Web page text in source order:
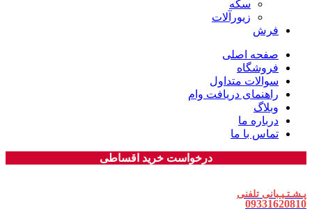
سکه
زیورآلات
فرش
صفحه اصلی
فروشگاه
سوالات متداول
راهنمای دریافت وام
وبلاگ
درباره ما
تماس با ما
درخواست خرید اقساطی
پـشـتـیـبانی تلفنی
09331620810